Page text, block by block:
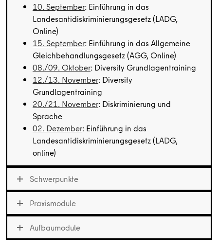
10. September: Einführung in das
Landesantidiskriminierungsgesetz (LADG,
Online)
15. September: Einführung in das Allgemeine
Gleichbehandlungsgesetz (AGG, Online)
08./09. Oktober: Diversity Grundlagentraining
12./13. November: Diversity
Grundlagentraining
20./21. November: Diskriminierung und
Sprache
02. Dezember: Einführung in das
Landesantidiskriminierungsgesetz (LADG,
online)
Schwerpunkte
Praxismodule
Aufbaumodule